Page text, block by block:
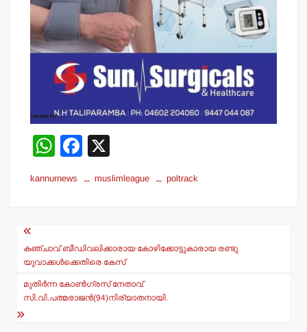
W
at
p
p
F
c
o
o
k
kannurnews muslimleague poltrack
Post
navigation
കഞ്ചാവ് ബീഡിവലിക്കാരായ കോഴിക്കോട്ടുകാരായ രണ്ടു
യുവാക്കള്‍ക്കെതിരെ കേസ്
മുതിര്‍ന്ന കോണ്‍ഗ്രസ് നേതാവ്
സി.വി.പത്മരാജന്‍(94)നിര്യാതനായി.